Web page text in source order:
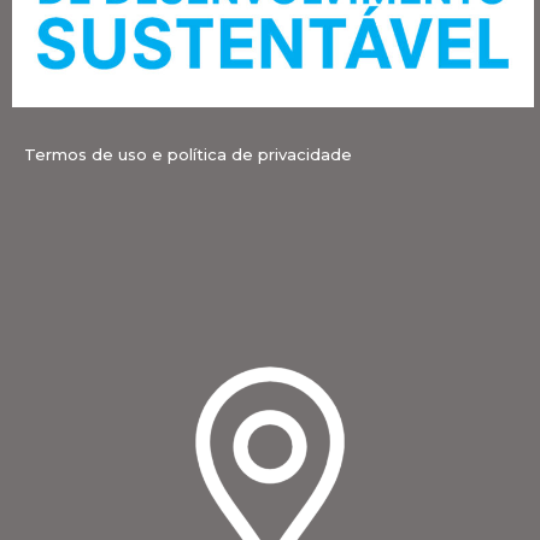
Termos de uso e política de privacidade